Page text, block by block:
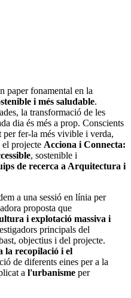
paper fonamental en la
i més saludable.
la transformació de les
dia és més a prop. Conscients
per fer-la més vivible i verda,
projecte Acciona i Connecta:
, sostenible i
de recerca a Arquitectura i
a una sessió en línia per
proposta que
i explotació massiva i
principals del
objectius i del projecte.
la recopilació i el
de diferents eines per a la
a l'urbanisme per